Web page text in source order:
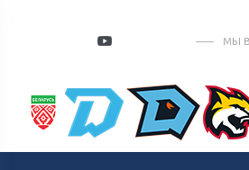
мы